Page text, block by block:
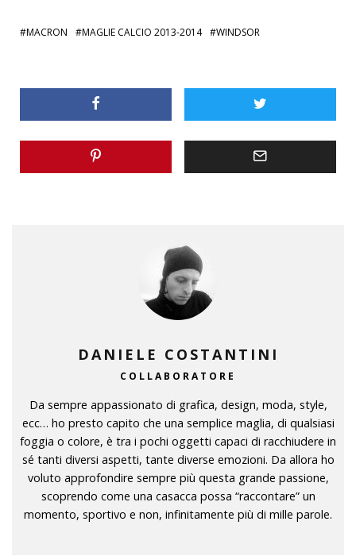
MACRON MAGLIE CALCIO 2013-2014 WINDSOR
DANIELE COSTANTINI
COLLABORATORE
Da sempre appassionato di grafica, design, moda, style,
ecc… ho presto capito che una semplice maglia, di qualsiasi
foggia o colore, è tra i pochi oggetti capaci di racchiudere in
sé tanti diversi aspetti, tante diverse emozioni. Da allora ho
voluto approfondire sempre più questa grande passione,
scoprendo come una casacca possa “raccontare” un
momento, sportivo e non, infinitamente più di mille parole.